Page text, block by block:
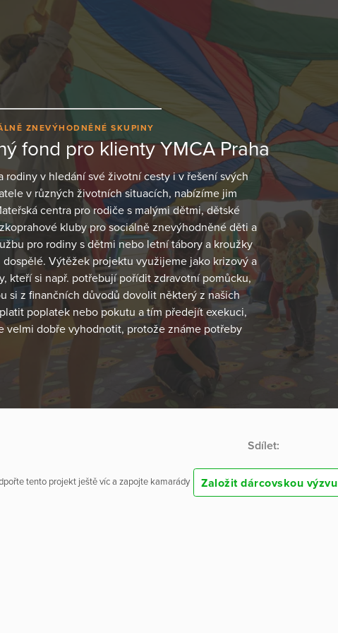
ZNEVÝHODNĚNÉ SKUPINY
fond pro klienty YMCA Praha
rodiny v hledání své životní cesty i v řešení svých
v různých životních situacích, nabízíme jim
centra pro rodiče s malými dětmi, dětské
kluby pro sociálně znevýhodněné děti a
pro rodiny s dětmi nebo letní tábory a kroužky
Výtěžek projektu využijeme jako krizový a
kteří si např. potřebují pořídit zdravotní pomůcku,
si z finančních důvodů dovolit některý z našich
poplatek nebo pokutu a tím předejít exekuci,
velmi dobře vyhodnotit, protože známe potřeby
Sdílet:
tento projekt ještě víc a zapojte kamarády Založit dárcovskou výzvu